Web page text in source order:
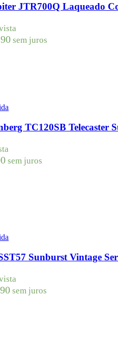
JTR700Q Laqueado
sem juros
TC120SB Telecaster
sem juros
Sunburst Vintage
sem juros